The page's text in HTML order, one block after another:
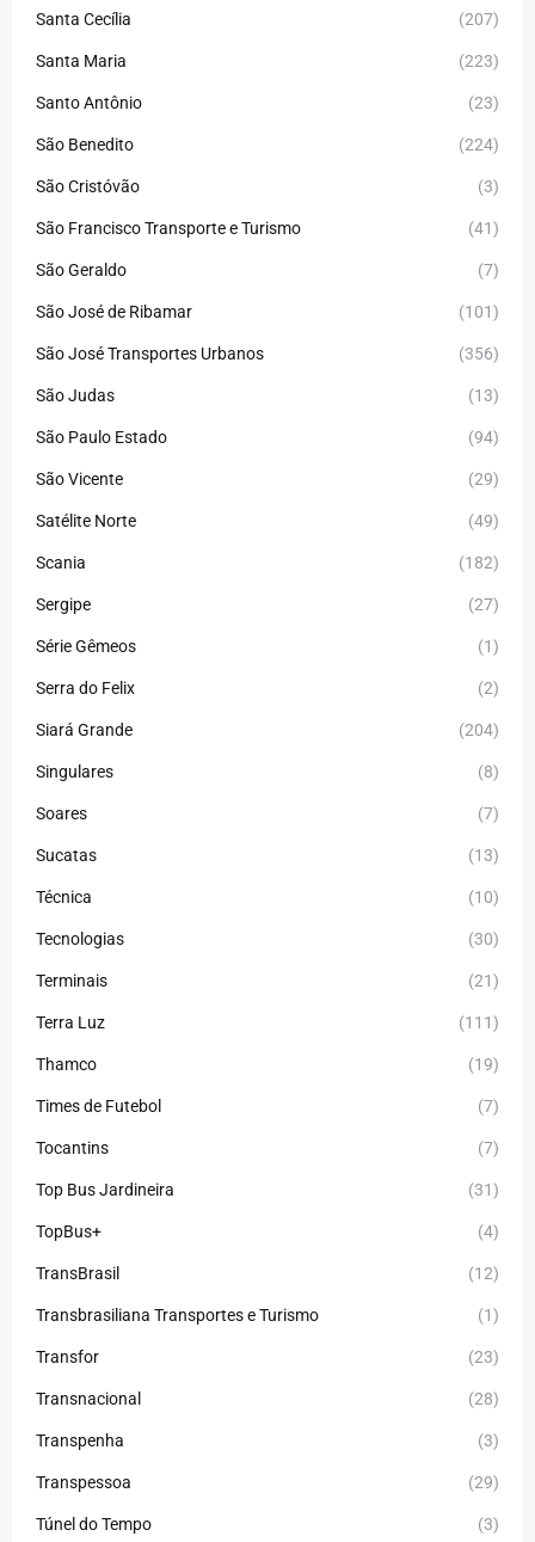
Santa Cecília (207)
Santa Maria (223)
Santo Antônio (23)
São Benedito (224)
São Cristóvão (3)
São Francisco Transporte e Turismo (41)
São Geraldo (7)
São José de Ribamar (101)
São José Transportes Urbanos (356)
São Judas (13)
São Paulo Estado (94)
São Vicente (29)
Satélite Norte (49)
Scania (182)
Sergipe (27)
Série Gêmeos (1)
Serra do Felix (2)
Siará Grande (204)
Singulares (8)
Soares (7)
Sucatas (13)
Técnica (10)
Tecnologias (30)
Terminais (21)
Terra Luz (111)
Thamco (19)
Times de Futebol (7)
Tocantins (7)
Top Bus Jardineira (31)
TopBus+ (4)
TransBrasil (12)
Transbrasiliana Transportes e Turismo (1)
Transfor (23)
Transnacional (28)
Transpenha (3)
Transpessoa (29)
Túnel do Tempo (3)